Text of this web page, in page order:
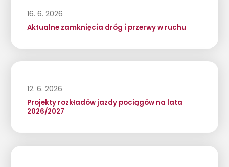
16. 6. 2026
Aktualne zamknięcia dróg i przerwy w ruchu
12. 6. 2026
Projekty rozkładów jazdy pociągów na lata
2026/2027